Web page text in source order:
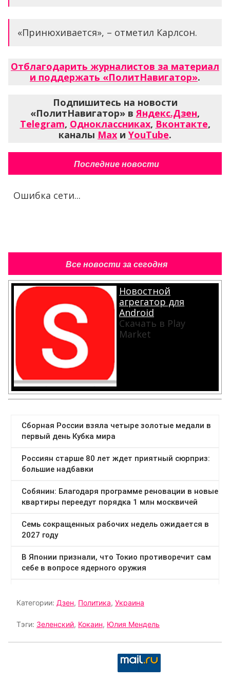
«Принюхивается», – отметил Карлсон.
Отблагодарить журналистов за материал
и поддержать «ПолитНавигатор».
Подпишитесь на новости
«ПолитНавигатор» вЯндекс.Дзен,
Telegram, Одноклассниках, Вконтакте,
каналы Max и YouTube.
Последние новости
Ошибка сети...
Все новости за сегодня
Новостной
агрегатор для
Android
Скачать в Play
Market
Категории: Дзен, Политика, Украина
Тэги: Зеленский, Кокаин, Юлия Мендель